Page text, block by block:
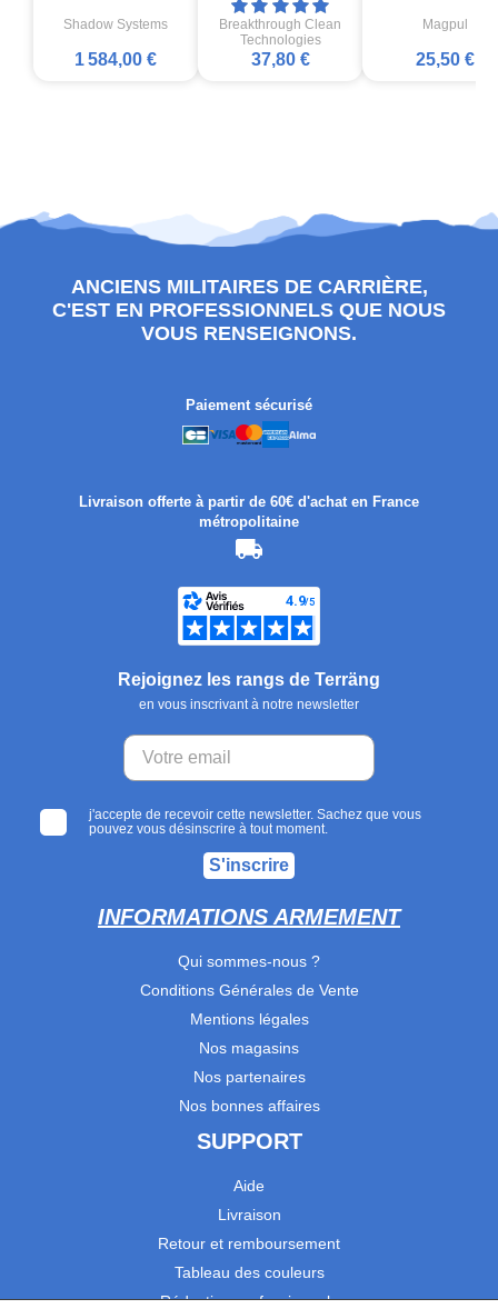
Shadow Systems
1 584,00 €
Breakthrough Clean
Technologies
37,80 €
Magpul
25,50 €
ANCIENS MILITAIRES DE CARRIÈRE,
C'EST EN PROFESSIONNELS QUE NOUS
VOUS RENSEIGNONS.
Paiement sécurisé
Livraison offerte à partir de 60€ d'achat en France
métropolitaine
Rejoignez les rangs de Terräng
en vous inscrivant à notre newsletter
j'accepte de recevoir cette newsletter. Sachez que vous
pouvez vous désinscrire à tout moment.
S'inscrire
INFORMATIONS ARMEMENT
Qui sommes-nous ?
Conditions Générales de Vente
Mentions légales
Nos magasins
Nos partenaires
Nos bonnes affaires
SUPPORT
Aide
Livraison
Retour et remboursement
Tableau des couleurs
Réduction professionnels